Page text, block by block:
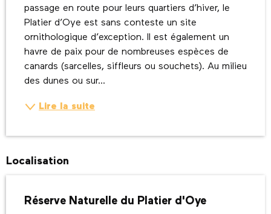
passage en route pour leurs quartiers d’hiver, le
Platier d’Oye est sans conteste un site
ornithologique d’exception. Il est également un
havre de paix pour de nombreuses espèces de
canards (sarcelles, siffleurs ou souchets). Au milieu
des dunes ou sur...
Lire la suite
Localisation
Réserve Naturelle du Platier d'Oye